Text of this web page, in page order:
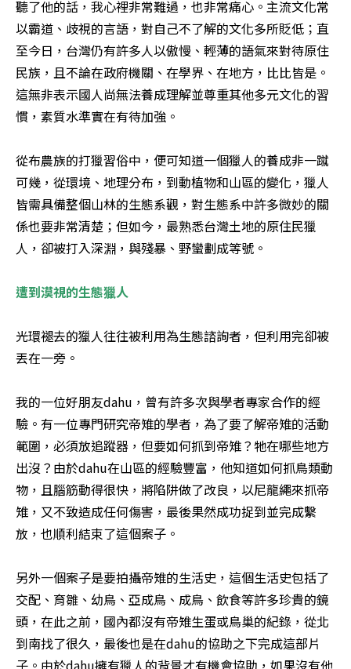
聽了他的話，我心裡非常難過，也非常痛心。主流文化常
以霸道、歧視的言語，對自己不了解的文化多所貶低；直
至今日，台灣仍有許多人以傲慢、輕薄的語氣來對待原住
民族，且不論在政府機關、在學界、在地方，比比皆是。
這無非表示國人尚無法養成理解並尊重其他多元文化的習
慣，素質水準實在有待加強。
從布農族的打獵習俗中，便可知道一個獵人的養成非一蹴
可幾，從環境、地理分布，到動植物和山區的變化，獵人
皆需具備整個山林的生態系觀，對生態系中許多微妙的關
係也要非常清楚；但如今，最熟悉台灣土地的原住民獵
人，卻被打入深淵，與殘暴、野蠻劃成等號。
遭到漠視的生態獵人
光環褪去的獵人往往被利用為生態諮詢者，但利用完卻被
丟在一旁。
我的一位好朋友dahu，曾有許多次與學者專家合作的經
驗。有一位專門研究帝雉的學者，為了要了解帝雉的活動
範圍，必須放追蹤器，但要如何抓到帝雉？牠在哪些地方
出沒？由於dahu在山區的經驗豐富，他知道如何抓鳥類動
物，且腦筋動得很快，將陷阱做了改良，以尼龍繩來抓帝
雉，又不致造成任何傷害，最後果然成功捉到並完成繫
放，也順利結束了這個案子。
另外一個案子是要拍攝帝雉的生活史，這個生活史包括了
交配、育雛、幼鳥、亞成鳥、成鳥、飲食等許多珍貴的鏡
頭，在此之前，國內都沒有帝雉生蛋或鳥巢的紀錄，從北
到南找了很久，最後也是在dahu的協助之下完成這部片
子。由於dahu擁有獵人的背景才有機會協助，如果沒有他